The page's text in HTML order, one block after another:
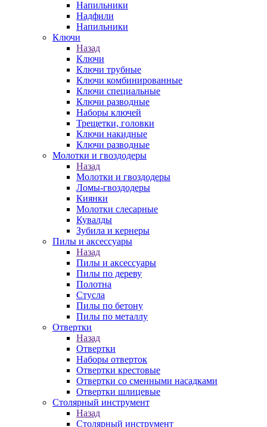
Напильники
Надфили
Напильники
Ключи
Назад
Ключи
Ключи трубные
Ключи комбинированные
Ключи специальные
Ключи разводные
Наборы ключей
Трещетки, головки
Ключи накидные
Ключи разводные
Молотки и гвоздодеры
Назад
Молотки и гвоздодеры
Ломы-гвоздодеры
Киянки
Молотки слесарные
Кувалды
Зубила и кернеры
Пилы и аксессуары
Назад
Пилы и аксессуары
Пилы по дереву
Полотна
Стусла
Пилы по бетону
Пилы по металлу
Отвертки
Назад
Отвертки
Наборы отверток
Отвертки крестовые
Отвертки со сменными насадками
Отвертки шлицевые
Столярный инструмент
Назад
Столярный инструмент